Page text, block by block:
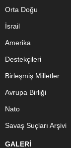
Orta Doğu
İsrail
Amerika
Destekçileri
Birleşmiş Milletler
Avrupa Birliği
Nato
Savaş Suçları Arşivi
GALERİ